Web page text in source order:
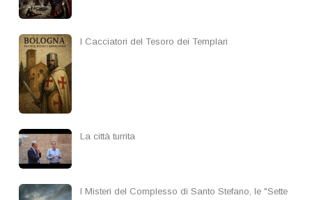
I Cacciatori del Tesoro dei Templari
La città turrita
I Misteri del Complesso di Santo Stefano, le "Sette